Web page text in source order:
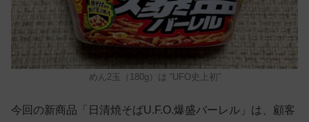
めん2玉（180g）は “UFO史上初”
今回の新商品「日清焼そばU.F.O.爆盛バーレル」は、顧客